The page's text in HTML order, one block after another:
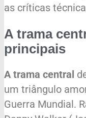
as críticas
A trama
principais
A trama central
um triângulo
Guerra Mundial.